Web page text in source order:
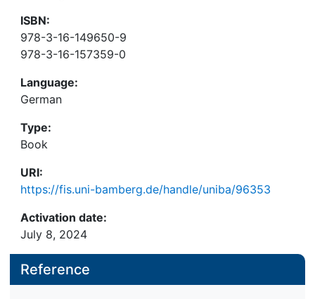
ISBN:
978-3-16-149650-9
978-3-16-157359-0
Language:
German
Type:
Book
URI:
https://fis.uni-bamberg.de/handle/uniba/96353
Activation date:
July 8, 2024
Reference